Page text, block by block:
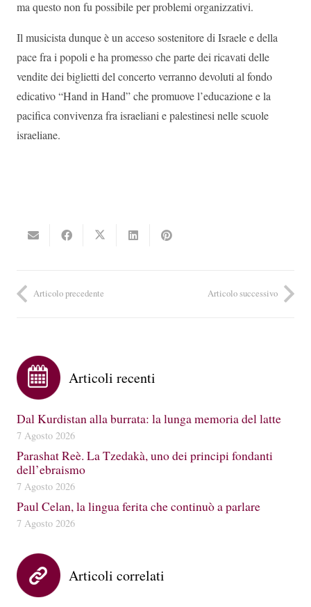
ma questo non fu possibile per problemi organizzativi.
Il musicista dunque è un acceso sostenitore di Israele e della
pace fra i popoli e ha promesso che parte dei ricavati delle
vendite dei biglietti del concerto verranno devoluti al fondo
edicativo “Hand in Hand” che promuove l’educazione e la
pacifica convivenza fra israeliani e palestinesi nelle scuole
israeliane.
Articolo precedente Articolo successivo
Articoli recenti
Dal Kurdistan alla burrata: la lunga memoria del latte
7 Agosto 2026
Parashat Reè. La Tzedakà, uno dei principi fondanti
dell’ebraismo
7 Agosto 2026
Paul Celan, la lingua ferita che continuò a parlare
7 Agosto 2026
Articoli correlati